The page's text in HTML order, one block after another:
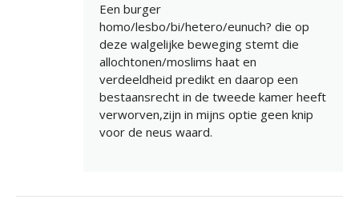
Een burger
homo/lesbo/bi/hetero/eunuch? die op
deze walgelijke beweging stemt die
allochtonen/moslims haat en
verdeeldheid predikt en daarop een
bestaansrecht in de tweede kamer heeft
verworven,zijn in mijns optie geen knip
voor de neus waard.